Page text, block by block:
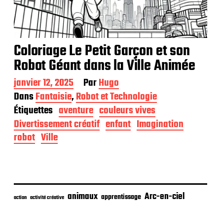
Coloriage Le Petit Garçon et son
Robot Géant dans la Ville Animée
D
a
t
e
d
e
p
i
janvier 12, 2025 ParHugo
DansFantaisie,Robot et Technologie
Étiquettes aventure couleurs vives
Divertissement créatif enfant Imagination
robot Ville
action activité créative animaux apprentissage Arc-en-ciel